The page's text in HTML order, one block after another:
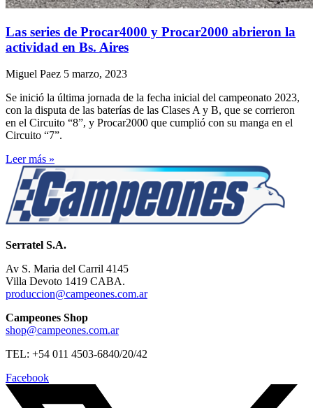
Las series de Procar4000 y Procar2000 abrieron la
actividad en Bs. Aires
Miguel Paez 5 marzo, 2023
Se inició la última jornada de la fecha inicial del campeonato 2023,
con la disputa de las baterías de las Clases A y B, que se corrieron
en el Circuito “8”, y Procar2000 que cumplió con su manga en el
Circuito “7”.
Leer más »
Serratel S.A.
Av S. Maria del Carril 4145
Villa Devoto 1419 CABA.
produccion@campeones.com.ar
Campeones Shop
shop@campeones.com.ar
TEL: +54 011 4503-6840/20/42
Facebook